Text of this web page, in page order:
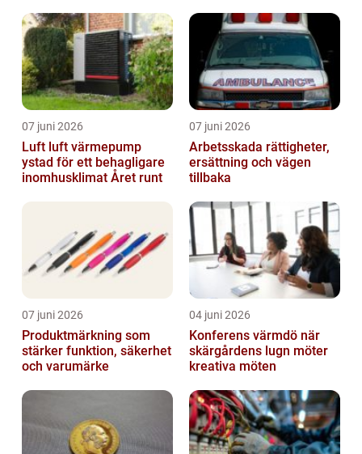
07 juni 2026
Luft luft värmepump
ystad för ett behagligare
inomhusklimat Året runt
07 juni 2026
Arbetsskada rättigheter,
ersättning och vägen
tillbaka
07 juni 2026
Produktmärkning som
stärker funktion, säkerhet
och varumärke
04 juni 2026
Konferens värmdö när
skärgårdens lugn möter
kreativa möten